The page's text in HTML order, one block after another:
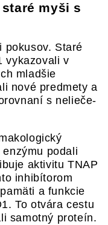
myši s
pokusov. Staré
vykazovali v
mladšie
nové predmety a
s nelieče­
podali
aktivitu TNAP
inhibítorom
a funkcie
To otvára cestu
samotný proteín.